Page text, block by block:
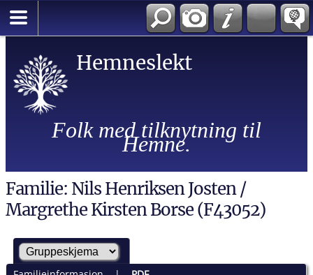
Hemneslekt
Folk med tilknytning til
Hemne.
Familie: Nils Henriksen Josten /
Margrethe Kirsten Borse (F43052)